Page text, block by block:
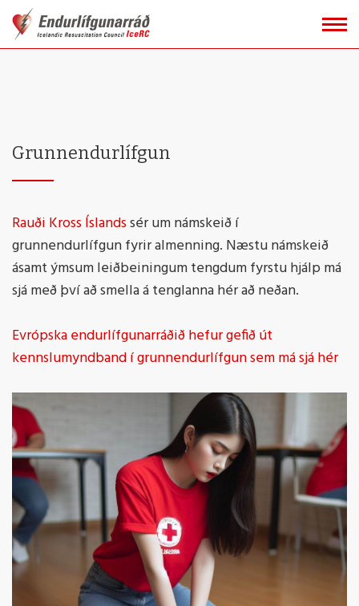
Fara
í
Grunnendurlífgun
Rauði Kross Íslandssér um námskeið í
grunnendurlífgun fyrir almenning. Næstu námskeið
ásamt ýmsum leiðbeiningum tengdum fyrstu hjálp má
sjá með því að smella á tenglanna hér að neðan.
Evrópska endurlífgunarráðið hefur gefið út
kennslumyndband í grunnendurlífgun sem má sjá hér